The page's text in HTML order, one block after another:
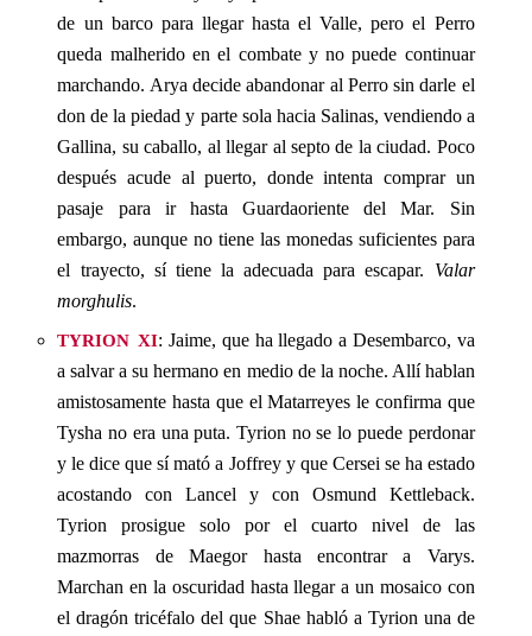
de un barco para llegar hasta el Valle, pero el Perro
queda malherido en el combate y no puede continuar
marchando. Arya decide abandonar al Perro sin darle el
don de la piedad y parte sola hacia Salinas, vendiendo a
Gallina, su caballo, al llegar al septo de la ciudad. Poco
después acude al puerto, donde intenta comprar un
pasaje para ir hasta Guardaoriente del Mar. Sin
embargo, aunque no tiene las monedas suficientes para
el trayecto, sí tiene la adecuada para escapar. Valar
morghulis.
tyrion xi: Jaime, que ha llegado a Desembarco, va
a salvar a su hermano en medio de la noche. Allí hablan
amistosamente hasta que el Matarreyes le confirma que
Tysha no era una puta. Tyrion no se lo puede perdonar
y le dice que sí mató a Joffrey y que Cersei se ha estado
acostando con Lancel y con Osmund Kettleback.
Tyrion prosigue solo por el cuarto nivel de las
mazmorras de Maegor hasta encontrar a Varys.
Marchan en la oscuridad hasta llegar a un mosaico con
el dragón tricéfalo del que Shae habló a Tyrion una de